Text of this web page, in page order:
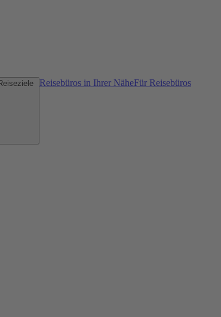
Reisebüros in Ihrer NäheFür Reisebüros